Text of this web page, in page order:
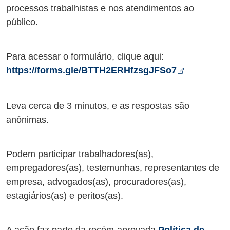
processos trabalhistas e nos atendimentos ao
público.
Para acessar o formulário, clique aqui:
https://forms.gle/BTTH2ERHfzsgJFSo7
Abre em
Leva cerca de 3 minutos, e as respostas são
anônimas.
Podem participar trabalhadores(as),
empregadores(as), testemunhas, representantes de
empresa, advogados(as), procuradores(as),
estagiários(as) e peritos(as).